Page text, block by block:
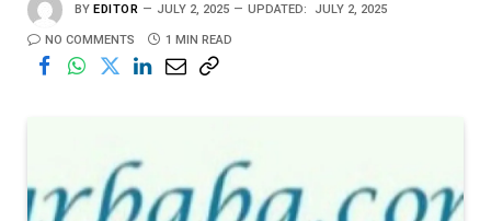
BY EDITOR JULY 2, 2025 UPDATED: JULY 2, 2025
NO COMMENTS 1 MIN READ